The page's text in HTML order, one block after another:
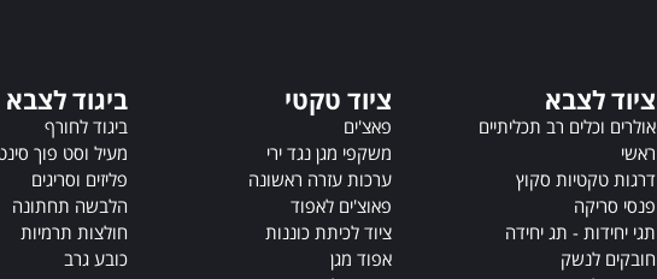
ציוד לצבא
אולרים וכלים רב תכליתיים
ראשי
דרגות טקטיות סקוץ
פנסי סריקה
תגי יחידות - תג יחידה
חובקים לנשק
ציוד טקטי
פאצ'ים
משקפי מגן נגד ירי
ערכות עזרה ראשונה
פאוצ'ים לאפוד
ציוד לכיתת כוננות
אפוד מגן
ביגוד לצבא
ביגוד לחורף
מעיל וסט פוך
פליזים וסריגים
הלבשה תחתונה
חולצות תרמיות
כובע גרב